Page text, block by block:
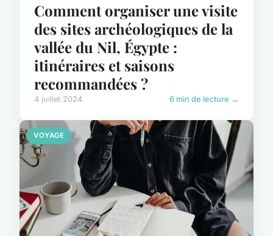
Comment organiser une visite
des sites archéologiques de la
vallée du Nil, Égypte :
itinéraires et saisons
recommandées ?
4 juillet 2024 6 min de lecture →
VOYAGE